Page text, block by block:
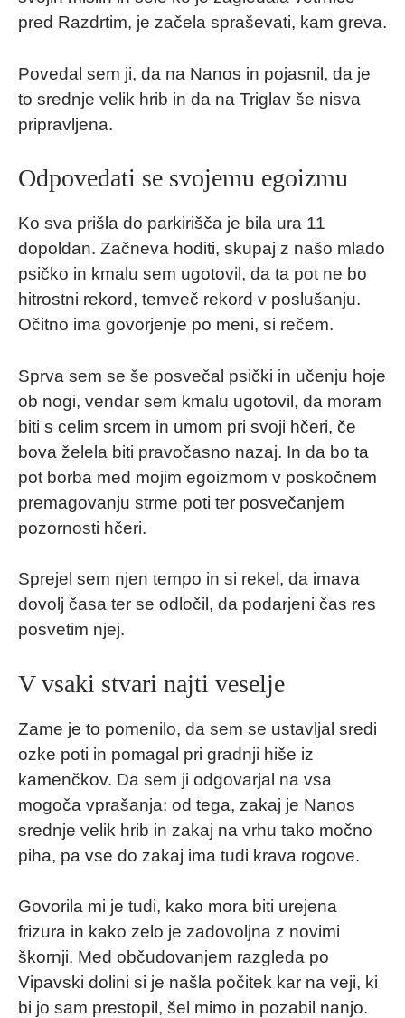
pred Razdrtim, je začela spraševati, kam greva.
Povedal sem ji, da na Nanos in pojasnil, da je
to srednje velik hrib in da na Triglav še nisva
pripravljena.
Odpovedati se svojemu egoizmu
Ko sva prišla do parkirišča je bila ura 11
dopoldan. Začneva hoditi, skupaj z našo mlado
psičko in kmalu sem ugotovil, da ta pot ne bo
hitrostni rekord, temveč rekord v poslušanju.
Očitno ima govorjenje po meni, si rečem.
Sprva sem se še posvečal psički in učenju hoje
ob nogi, vendar sem kmalu ugotovil, da moram
biti s celim srcem in umom pri svoji hčeri, če
bova želela biti pravočasno nazaj. In da bo ta
pot borba med mojim egoizmom v poskočnem
premagovanju strme poti ter posvečanjem
pozornosti hčeri.
Sprejel sem njen tempo in si rekel, da imava
dovolj časa ter se odločil, da podarjeni čas res
posvetim njej.
V vsaki stvari najti veselje
Zame je to pomenilo, da sem se ustavljal sredi
ozke poti in pomagal pri gradnji hiše iz
kamenčkov. Da sem ji odgovarjal na vsa
mogoča vprašanja: od tega, zakaj je Nanos
srednje velik hrib in zakaj na vrhu tako močno
piha, pa vse do zakaj ima tudi krava rogove.
Govorila mi je tudi, kako mora biti urejena
frizura in kako zelo je zadovoljna z novimi
škornji. Med občudovanjem razgleda po
Vipavski dolini si je našla počitek kar na veji, ki
bi jo sam prestopil, šel mimo in pozabil nanjo.